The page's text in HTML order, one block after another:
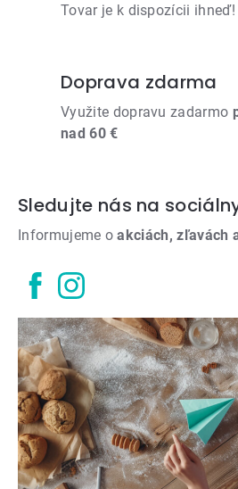
Tovar je k dispozícii ihneď!
Doprava zdarma
Využite dopravu zadarmo
nad 60 €
Sledujte nás na
Informujeme oakciách, zľavách